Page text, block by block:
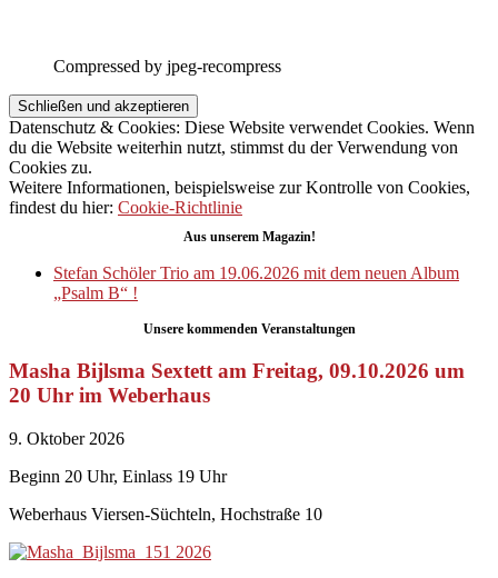
Compressed by jpeg-recompress
Datenschutz & Cookies: Diese Website verwendet Cookies. Wenn
du die Website weiterhin nutzt, stimmst du der Verwendung von
Cookies zu.
Weitere Informationen, beispielsweise zur Kontrolle von Cookies,
findest du hier: Cookie-Richtlinie
Aus unserem Magazin!
Stefan Schöler Trio am 19.06.2026 mit dem neuen Album
„Psalm B“ !
Unsere kommenden Veranstaltungen
Masha Bijlsma Sextett am Freitag, 09.10.2026 um
20 Uhr im Weberhaus
9. Oktober 2026
Beginn 20 Uhr, Einlass 19 Uhr
Weberhaus Viersen-Süchteln, Hochstraße 10